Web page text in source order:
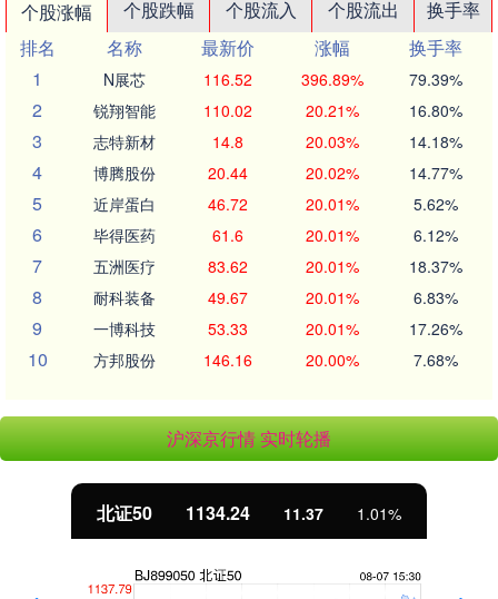
个股涨幅 个股跌幅 个股流入 个股流出
换手率
排名
名称 最新价 涨幅
换手率
1
N展芯 116.52 396.89% 79.39%
2 锐翔智能 110.02 20.21% 16.80%
3 志特新材 14.8 20.03% 14.18%
4 博腾股份 20.44 20.02% 14.77%
5 近岸蛋白 46.72 20.01% 5.62%
6 毕得医药 61.6 20.01% 6.12%
7 五洲医疗 83.62 20.01% 18.37%
8 耐科装备 49.67 20.01% 6.83%
9 一博科技 53.33 20.01% 17.26%
10 方邦股份 146.16 20.00% 7.68%
沪深京行情 实时轮播
北证50 1134.24 11.37 1.01%